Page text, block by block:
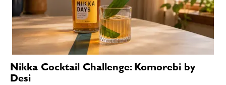
Nikka Cocktail Challenge: Komorebi by
Desi